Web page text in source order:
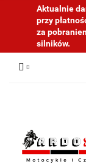
Aktualnie
przy
za
silników.